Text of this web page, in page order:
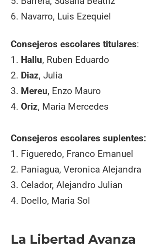
6. Navarro, Luis Ezequiel
Consejeros escolares titulares:
1. Hallu, Ruben Eduardo
2. Diaz, Julia
3. Mereu, Enzo Mauro
4. Oriz, Maria Mercedes
Consejeros escolares suplentes:
1. Figueredo, Franco Emanuel
2. Paniagua, Veronica Alejandra
3. Celador, Alejandro Julian
4. Doello, Maria Sol
La Libertad Avanza